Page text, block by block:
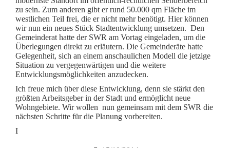
zu sein. Zum anderen gibt er rund 50.000 qm Fläche im
westlichen Teil frei, die er nicht mehr benötigt. Hier können
wir nun ein neues Stück Stadtentwicklung umsetzen. Den
Gemeinderat hatte der SWR am Vortag eingeladen, um die
Überlegungen direkt zu erläutern. Die Gemeinderäte hatte
Gelegenheit, sich an einem anschaulichen Modell die jetzige
Situation zu vergegenwärtigen und die weitere
Entwicklungsmöglichkeiten anzudecken.
Ich freue mich über diese Entwicklung, denn sie stärkt den
größten Arbeitsgeber in der Stadt und ermöglicht neue
Wohngebiete. Wir wollen nun gemeinsam mit dem SWR die
nächsten Schritte für die Planung vorbereiten.
I